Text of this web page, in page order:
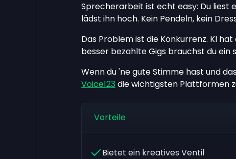
Sprecherarbeit ist echt easy: Du liest
lädst ihn hoch. Kein Pendeln, kein
Das Problem ist die Konkurrenz. KI
besser bezahlte Gigs brauchst du ein
Wenn du 'ne gute Stimme hast und
Voice123 die wichtigsten Plattformen
Vorteile
Bietet ein kreatives Ventil